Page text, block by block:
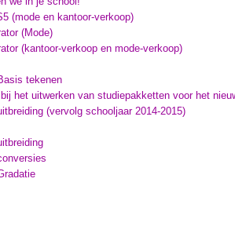
(mode en kantoor-verkoop)
(Mode)
(kantoor-verkoop en mode-verkoop)
tekenen
het uitwerken van studiepakketten voor het
(vervolg schooljaar 2014-2015)